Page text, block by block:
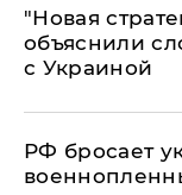
"Новая
объяснили
с Украиной
РФ бросает